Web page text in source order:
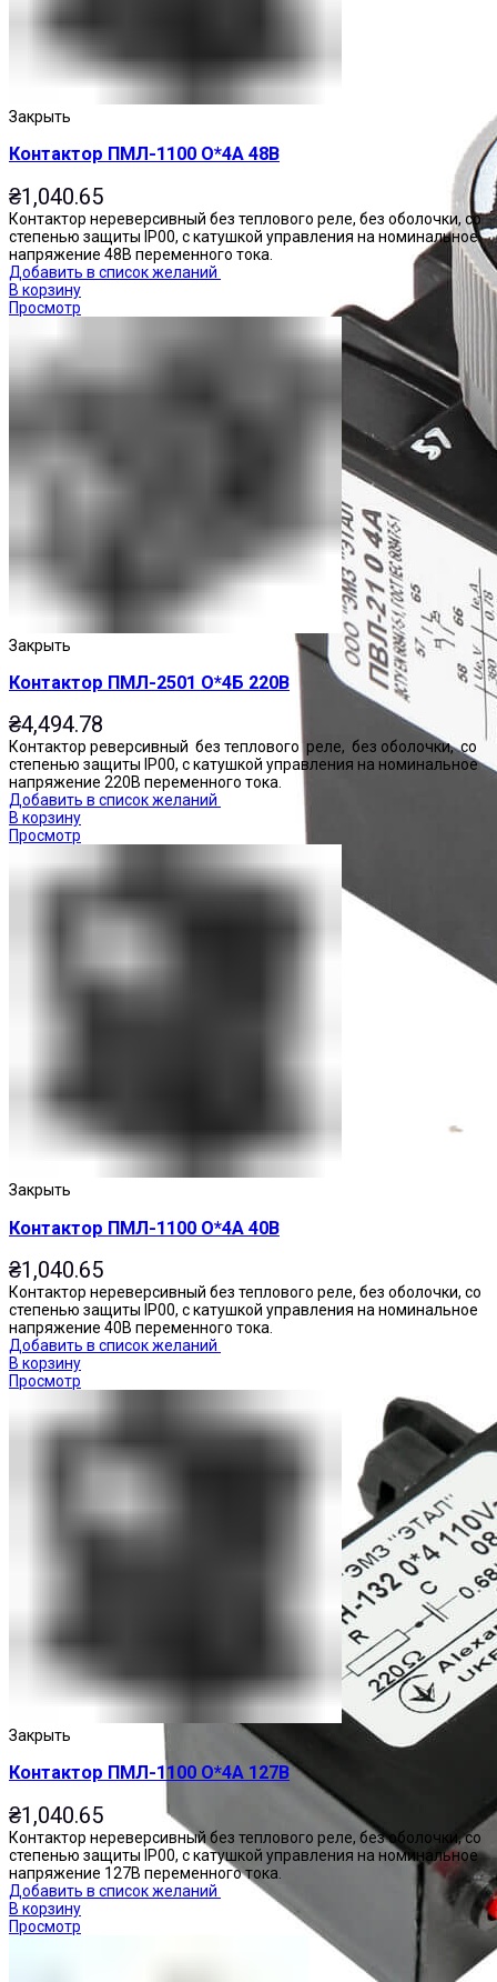
Приставки выдержки времени
Закрыть
Контактор ПМЛ-1100 О*4А 48В
₴1,040.65
Контактор нереверсивный без теплового реле, без оболочки, со
степенью защиты IP00, с катушкой управления на номинальное
напряжение 48В переменного тока.
Добавить в список желаний
В корзину
Просмотр
Закрыть
Контактор ПМЛ-2501 О*4Б 220В
₴4,494.78
Контактор реверсивный без теплового реле, без оболочки, со
степенью защиты IP00, с катушкой управления на номинальное
напряжение 220В переменного тока.
Добавить в список желаний
В корзину
Просмотр
Закрыть
Контактор ПМЛ-1100 О*4А 40В
₴1,040.65
Контактор нереверсивный без теплового реле, без оболочки, со
степенью защиты IP00, с катушкой управления на номинальное
напряжение 40В переменного тока.
Добавить в список желаний
В корзину
Просмотр
Закрыть
Контактор ПМЛ-1100 О*4А 127В
₴1,040.65
Контактор нереверсивный без теплового реле, без оболочки, со
степенью защиты IP00, с катушкой управления на номинальное
напряжение 127В переменного тока.
Добавить в список желаний
В корзину
Просмотр